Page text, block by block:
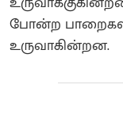
போன்ற
உருவாகின்றன.